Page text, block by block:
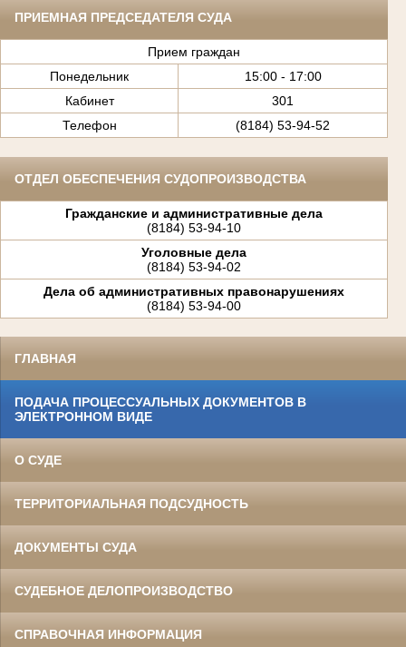
ПРИЕМНАЯ ПРЕДСЕДАТЕЛЯ СУДА
Прием граждан
Понедельник
15:00 - 17:00
Кабинет
301
Телефон
(8184) 53-94-52
ОТДЕЛ ОБЕСПЕЧЕНИЯ СУДОПРОИЗВОДСТВА
Гражданские и административные дела
(8184) 53-94-10
Уголовные дела
(8184) 53-94-02
Дела об административных правонарушениях
(8184) 53-94-00
ГЛАВНАЯ
ПОДАЧА ПРОЦЕССУАЛЬНЫХ ДОКУМЕНТОВ В
ЭЛЕКТРОННОМ ВИДЕ
О СУДЕ
ТЕРРИТОРИАЛЬНАЯ ПОДСУДНОСТЬ
ДОКУМЕНТЫ СУДА
СУДЕБНОЕ ДЕЛОПРОИЗВОДСТВО
СПРАВОЧНАЯ ИНФОРМАЦИЯ